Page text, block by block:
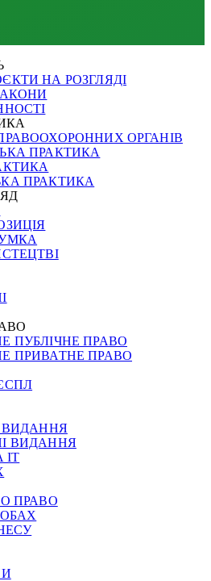
НА РОЗГЛЯДІ
ОРГАНІВ
ПРАКТИКА
ПРАКТИКА
ПУБЛІЧНЕ ПРАВО
ПРИВАТНЕ ПРАВО
ВИДАННЯ
ВИДАННЯ
ІТ
ПРАВО